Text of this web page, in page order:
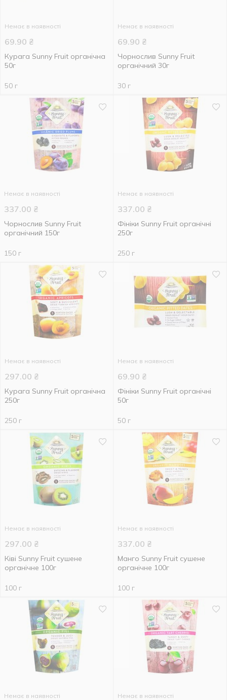
Немає в наявності
69.90 ₴
Курага Sunny Fruit органічна
50г
50 г
Немає в наявності
69.90 ₴
Чорнослив Sunny Fruit
органічний 30г
30 г
Немає в наявності
337.00 ₴
Чорнослив Sunny Fruit
органічний 150г
150 г
Немає в наявності
337.00 ₴
Фініки Sunny Fruit органічні
250г
250 г
Немає в наявності
297.00 ₴
Курага Sunny Fruit органічна
250г
250 г
Немає в наявності
69.90 ₴
Фініки Sunny Fruit органічні
50г
50 г
Немає в наявності
297.00 ₴
Ківі Sunny Fruit сушене
органічне 100г
100 г
Немає в наявності
337.00 ₴
Манго Sunny Fruit сушене
органічне 100г
100 г
Немає в наявності Немає в наявності